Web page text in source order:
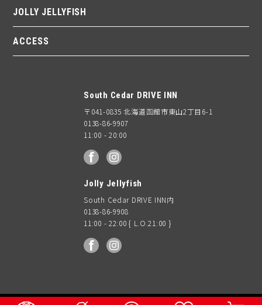
JOLLY JELLYFISH
ACCESS
South Cedar DRIVE INN
〒041-0835 北海道函館市東山2丁目6-1
0138-86-9907
11:00 - 20:00
facebook
Jolly Jellyfish
South Cedar DRIVE INN内
0138-86-9908
11:00 - 22:00 { L.O.21:00 }
facebook